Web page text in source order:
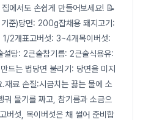
에서도 손쉽게 만들어보세요! 📝
준)당면: 200g잡채용 돼지고기:
2개표고버섯: 3~4개목이버섯:
탕: 2큰술참기름: 2큰술식용유:
드는 법당면 불리기: 당면을 미지
료 손질:시금치는 끓는 물에 소
궈 물기를 짜고, 참기름과 소금으
버섯, 목이버섯은 채 썰어 준비합